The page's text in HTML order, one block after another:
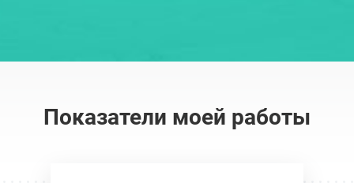
Показатели моей работы